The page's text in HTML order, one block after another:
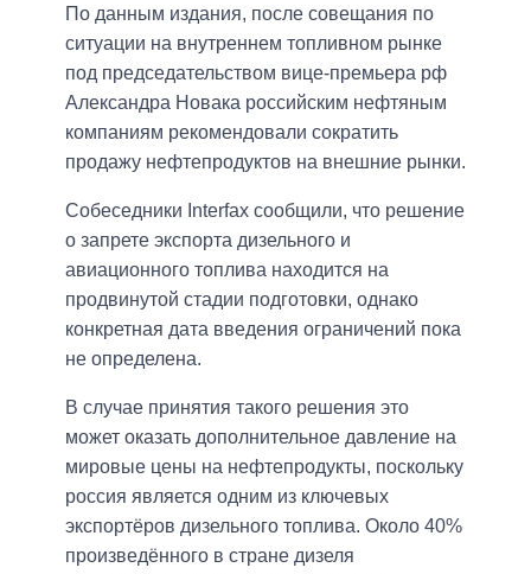
По данным издания, после совещания по
ситуации на внутреннем топливном рынке
под председательством вице-премьера рф
Александра Новака российским нефтяным
компаниям рекомендовали сократить
продажу нефтепродуктов на внешние рынки.
Собеседники Interfax сообщили, что решение
о запрете экспорта дизельного и
авиационного топлива находится на
продвинутой стадии подготовки, однако
конкретная дата введения ограничений пока
не определена.
В случае принятия такого решения это
может оказать дополнительное давление на
мировые цены на нефтепродукты, поскольку
россия является одним из ключевых
экспортёров дизельного топлива. Около 40%
произведённого в стране дизеля